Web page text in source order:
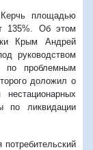
Керчь площадью
135%. Об этом
Крым Андрей
руководством
по проблемным
доложил о
по ликвидации